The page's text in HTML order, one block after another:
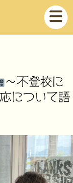
〜不登校に
について語